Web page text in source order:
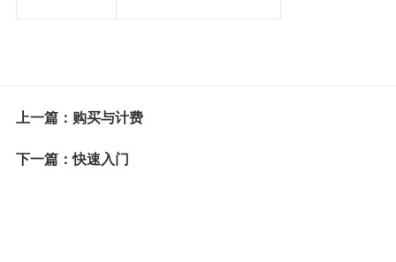
上一篇：购买与计费
下一篇：快速入门